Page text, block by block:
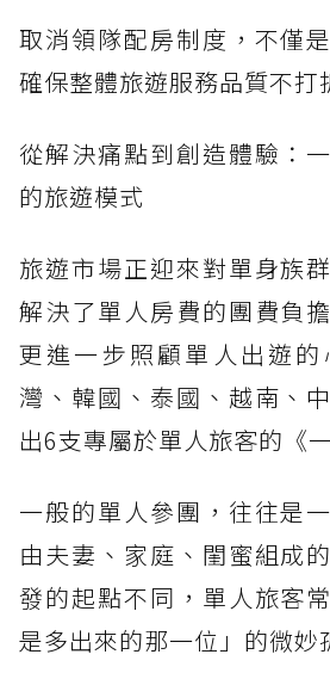
取消領隊配房制度，不僅
確保整體旅遊服務品質不打
從解決痛點到創造體驗：
的旅遊模式
旅遊市場正迎來對單身族
解決了單人房費的團費負
更進一步照顧單人出遊
灣、韓國、泰國、越南、
出6支專屬於單人旅客的《
一般的單人參團，往往是
由夫妻、家庭、閨蜜組成
發的起點不同，單人旅客
是多出來的那一位」的微妙